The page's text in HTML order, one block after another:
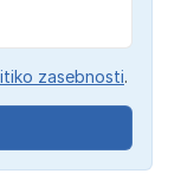
zasebnosti.